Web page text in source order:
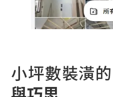
小坪數裝潢的